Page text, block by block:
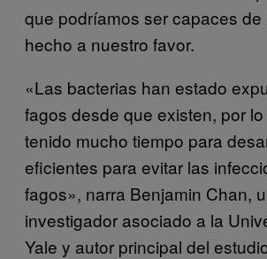
que podríamos ser capaces de
hecho a nuestro favor.
«Las bacterias han estado
fagos desde que existen, por
tenido mucho tiempo para
eficientes para evitar las
fagos», narra Benjamin Chan,
investigador asociado a la
Yale y autor principal del